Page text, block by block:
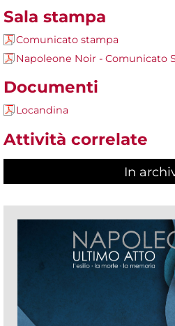
Sala stampa
Comunicato stampa
Napoleone Noir - Comunicato
Documenti
Locandina
Attività correlate
In